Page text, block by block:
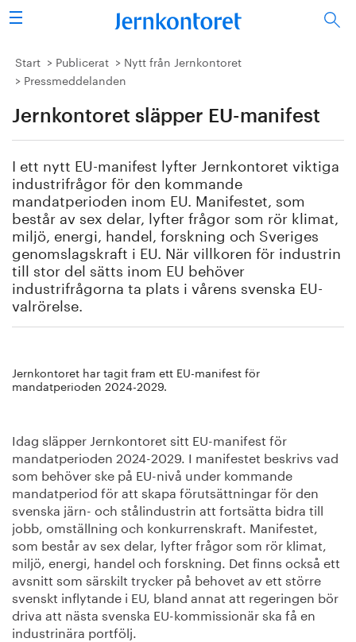
Sök
Stålindustrin
Forskning/utbildning
Energi/miljö
Vi tycker
Publicerat
Bildbank
Start Publicerat
Nytt från Jernkontoret
Pressmeddelanden
Jernkontoret släpper EU-manifest
I ett nytt EU-manifest lyfter Jernkontoret viktiga
industrifrågor för den kommande
mandatperioden inom EU. Manifestet, som
består av sex delar, lyfter frågor som rör klimat,
miljö, energi, handel, forskning och Sveriges
genomslagskraft i EU. När villkoren för industrin
till stor del sätts inom EU behöver
industrifrågorna ta plats i vårens svenska EU-
valrörelse.
Jernkontoret har tagit fram ett EU-manifest för
mandatperioden 2024-2029.
Idag släpper Jernkontoret sitt EU-manifest för
mandatperioden 2024-2029. I manifestet beskrivs vad
som behöver ske på EU-nivå under kommande
mandatperiod för att skapa förutsättningar för den
svenska järn- och stålindustrin att fortsätta bidra till
jobb, omställning och konkurrenskraft. Manifestet,
som består av sex delar, lyfter frågor som rör klimat,
miljö, energi, handel och forskning. Det finns också ett
avsnitt som särskilt trycker på behovet av ett större
svenskt inflytande i EU, bland annat att regeringen bör
driva att nästa svenska EU-kommissionär ska få en
industrinära portfölj.